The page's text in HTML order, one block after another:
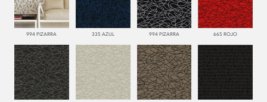
994 PIZARRA 335 AZUL 994 PIZARRA 665 ROJO